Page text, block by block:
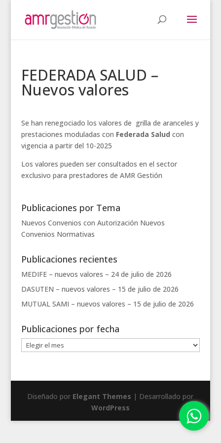
FEDERADA SALUD –
Nuevos valores
Se han renegociado los valores de grilla de aranceles y
prestaciones moduladas con Federada Salud con
vigencia a partir del 10-2025
Los valores pueden ser consultados en el sector
exclusivo para prestadores de AMR Gestión
Publicaciones por Tema
Nuevos Convenios con Autorización Nuevos
Convenios Normativas
Publicaciones recientes
MEDIFE – nuevos valores – 24 de julio de 2026
DASUTEN – nuevos valores – 15 de julio de 2026
MUTUAL SAMI – nuevos valores – 15 de julio de 2026
Publicaciones por fecha
Publicaciones
por
Diseñado por Elegant Themes | Desarrollado por
WordPress